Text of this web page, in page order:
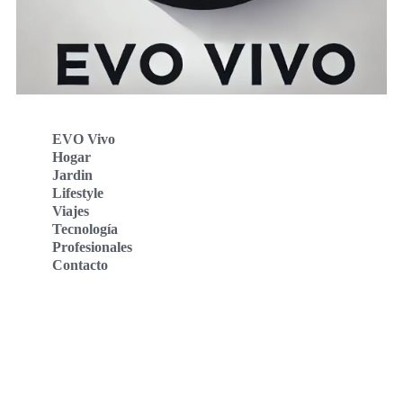
EVO Vivo
Hogar
Jardin
Lifestyle
Viajes
Tecnología
Profesionales
Contacto